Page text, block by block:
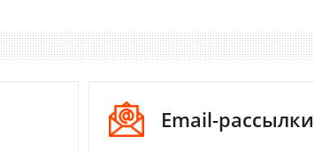
Email-рассылки